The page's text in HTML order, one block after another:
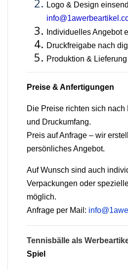
Logo & Design
Individuelles Angebot
Druckfreigabe nach
Produktion &
Preise & Anfertigungen
Die Preise richten sich nach
und Druckumfang.
Preis auf Anfrage – wir
persönliches Angebot.
Auf Wunsch sind auch
Verpackungen oder
möglich.
Anfrage per Mail:
Tennisbälle als
Spiel